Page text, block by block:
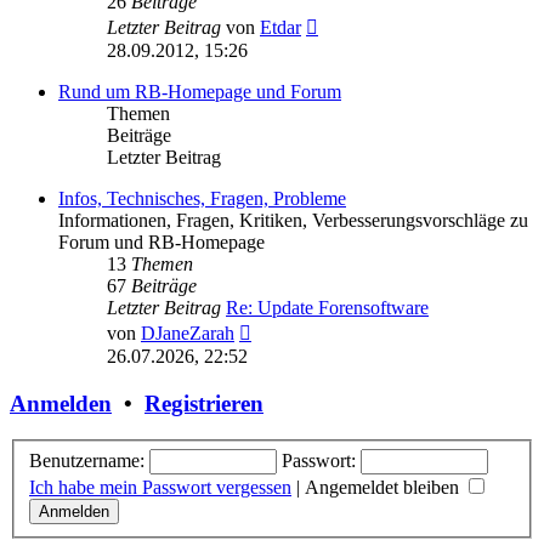
Letzter Beitrag von Etdar
28.09.2012, 15:26
Rund um RB-Homepage und Forum
Themen
Beiträge
Letzter Beitrag
Infos, Technisches, Fragen, Probleme
Informationen, Fragen, Kritiken, Verbesserungsvorschläge zu
Forum und RB-Homepage
13 Themen
67 Beiträge
Letzter Beitrag Re: Update Forensoftware
von DJaneZarah
26.07.2026, 22:52
Anmelden • Registrieren
Benutzername:
Passwort:
Ich habe mein Passwort vergessen | Angemeldet bleiben